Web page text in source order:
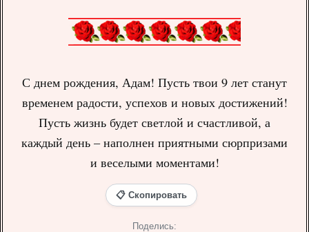
С днем рождения, Адам! Пусть твои 9 лет станут
временем радости, успехов и новых достижений!
Пусть жизнь будет светлой и счастливой, а
каждый день – наполнен приятными сюрпризами
и веселыми моментами!
📋 Скопировать
Поделись: